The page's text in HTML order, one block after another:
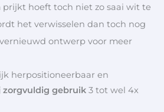
prijkt hoeft toch niet zo saai wit te
het verwisselen dan toch nog
ontwerp voor meer
herpositioneerbaar en
zorgvuldig gebruik 3 tot wel 4x